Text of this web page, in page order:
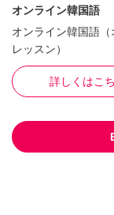
オンライン韓国語
オンライン韓国語（
レッスン）
詳しくはこ